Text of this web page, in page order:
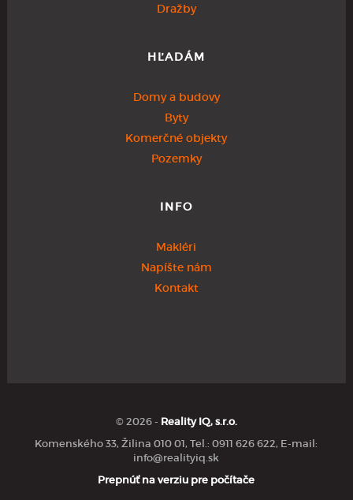
Dražby
HĽADÁM
Domy a budovy
Byty
Komerčné objekty
Pozemky
INFO
Makléri
Napíšte nám
Kontakt
© 2026 - Reality IQ, s.r.o.
Komenského 33, Žilina 010 01, Tel.: 0911 626 622, E-mail:
info@realityiq.sk
Prepnúť na verziu pre počítače